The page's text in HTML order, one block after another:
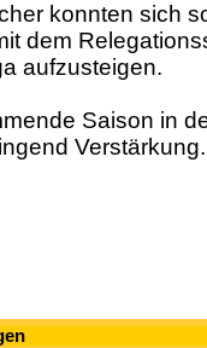
konnten sich
dem
aufzusteigen.
Saison in
Verstärkung.